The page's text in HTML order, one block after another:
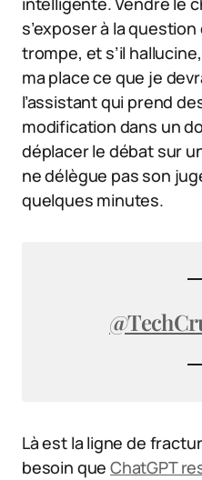
s’exposer à la question
trompe, et s’il
ma place ce que je
l’assistant qui prend
modification dans un
déplacer le débat sur
ne délègue pas son
quelques minutes.
Là est la ligne de
besoin queChatGPT